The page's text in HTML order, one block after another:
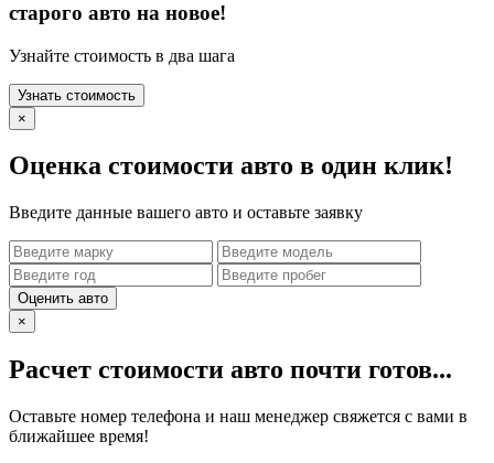
старого авто на новое!
Узнайте стоимость в два шага
Узнать стоимость
×
Оценка стоимости авто в один клик!
Введите данные вашего авто и оставьте заявку
Оценить авто
×
Расчет стоимости авто почти готов...
Оставьте номер телефона и наш менеджер свяжется с вами в
ближайшее время!